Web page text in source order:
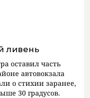
ливень
оставил часть
автовокзала
о стихии заранее,
30 градусов.